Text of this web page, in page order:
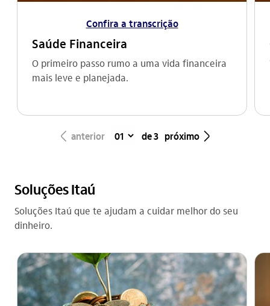
Confira a transcrição
Saúde Financeira
O primeiro passo rumo a uma vida financeira
mais leve e planejada.
seta_esquerda anterior de 3 próximo seta_direita
Soluções Itaú
Soluções Itaú que te ajudam a cuidar melhor do seu
dinheiro.